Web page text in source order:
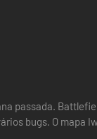
passada.
bugs. O mapa